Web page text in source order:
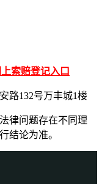
上索赔登记入口
路132号万丰城1楼
律问题存在不同理
结论为准。